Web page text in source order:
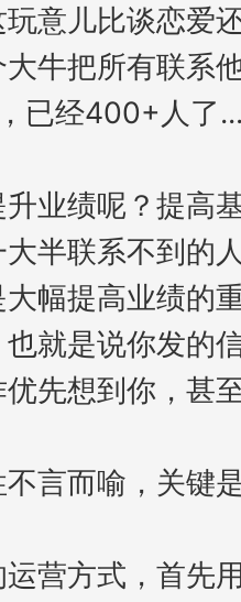
玩意儿比谈恋爱
牛把所有联系
已经400+ 人了
业绩呢？提高
半联系不到的
大幅提高业绩的
就是说你发的
先想到你，甚
言而喻，关键
营方式，首先